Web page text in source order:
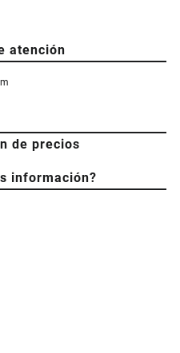
atención
de precios
información?